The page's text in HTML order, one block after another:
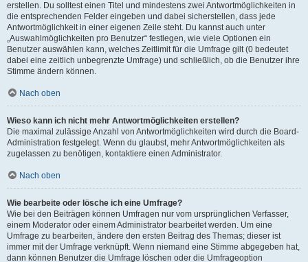
erstellen. Du solltest einen Titel und mindestens zwei Antwortmöglichkeiten in
die entsprechenden Felder eingeben und dabei sicherstellen, dass jede
Antwortmöglichkeit in einer eigenen Zeile steht. Du kannst auch unter
„Auswahlmöglichkeiten pro Benutzer“ festlegen, wie viele Optionen ein
Benutzer auswählen kann, welches Zeitlimit für die Umfrage gilt (0 bedeutet
dabei eine zeitlich unbegrenzte Umfrage) und schließlich, ob die Benutzer ihre
Stimme ändern können.
Nach oben
Wieso kann ich nicht mehr Antwortmöglichkeiten erstellen?
Die maximal zulässige Anzahl von Antwortmöglichkeiten wird durch die Board-
Administration festgelegt. Wenn du glaubst, mehr Antwortmöglichkeiten als
zugelassen zu benötigen, kontaktiere einen Administrator.
Nach oben
Wie bearbeite oder lösche ich eine Umfrage?
Wie bei den Beiträgen können Umfragen nur vom ursprünglichen Verfasser,
einem Moderator oder einem Administrator bearbeitet werden. Um eine
Umfrage zu bearbeiten, ändere den ersten Beitrag des Themas; dieser ist
immer mit der Umfrage verknüpft. Wenn niemand eine Stimme abgegeben hat,
dann können Benutzer die Umfrage löschen oder die Umfrageoption